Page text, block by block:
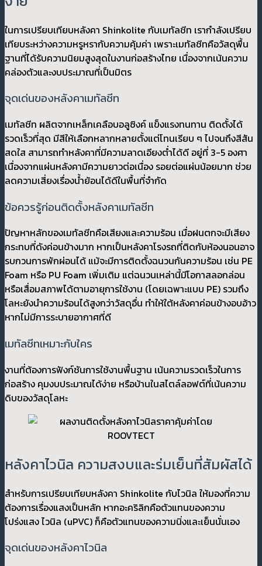
ในการเปรียบเทียบหลังคา Shinkolite กับเมทัลชีท เรากำลังเปรียบ
เทียบระหว่างความหรูหรากับความคุ้มค่า เพราะเมทัลชีทคือวัสดุพื้น
ฐานที่ได้รับความนิยมสูงสุดในงานก่อสร้างไทย เนื่องจากเน้นความ
คล่องตัวและงบประมาณที่เป็นมิตร
จุดเด่นของหลังคาเมทัลชีท
เมทัลชีท ผลิตจากเหล็กเคลือบอลูซิงค์ แข็งแรงทนทาน ติดตั้งได้
รวดเร็วที่สุด มีสีให้เลือกหลากหลายตั้งแต่โทนเรียบ ๆ ไปจนถึงสีสัน
สดใส สามารถทำหลังคาที่มีความลาดเอียงต่ำได้ดี อยู่ที่ 3-5 องศา
เนื่องจากแผ่นหลังคามีความยาวต่อเนื่อง รอยต่อแผ่นน้อยมาก ช่วย
ลดความเสี่ยงเรื่องน้ำย้อนได้ดีในพื้นที่จำกัด
ข้อควรรู้ก่อนติดตั้งหลังคาเมทัลชีท
ปัญหาหลักของเมทัลชีทคือเสียงและความร้อน เมื่อฝนตกจะมีเสียง
กระทบที่ดังค่อนข้างมาก หากเป็นหลังคาโรงรถที่ติดกับห้องนอนอาจ
รบกวนการพักผ่อนได้ แม้จะมีการติดตั้งฉนวนกันความร้อน เช่น PE
Foam หรือ PU Foam เพิ่มเติม แต่ฉนวนเหล่านี้มีโอกาสลอกล่อน
หรือเสื่อมสภาพได้ตามอายุการใช้งาน (โดยเฉพาะแบบ PE) รวมถึง
โลหะยังนำความร้อนได้สูงกว่าวัสดุอื่น ทำให้ใต้หลังคาค่อนข้างอบอ้าว
หากไม่มีการระบายอากาศที่ดี
เมทัลชีทเหมาะกับใคร
งานที่ต้องการฟังก์ชันการใช้งานพื้นฐาน เน้นความรวดเร็วในการ
ก่อสร้าง คุมงบประมาณได้ง่าย หรือบ้านในสไตล์ลอฟต์ที่เน้นความ
ดิบของวัสดุโลหะ
หลังคาไวนิล ความสงบและร่มเย็นที่สัมผัสได้
สำหรับการเปรียบเทียบหลังคา Shinkolite กับไวนิล ให้มองที่ความ
ต้องการเรื่องแสงเป็นหลัก หากอะคริลิกคือตัวแทนของความ
โปร่งแสง ไวนิล (uPVC) ก็คือตัวแทนของความนิ่งและเย็นนั่นเอง
จุดเด่นของหลังคาไวนิล